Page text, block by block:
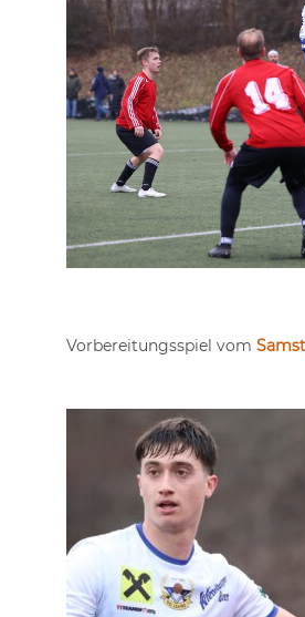
Vorbereitungsspiel vom